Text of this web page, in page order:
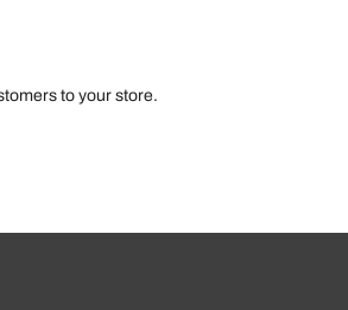
to your store.